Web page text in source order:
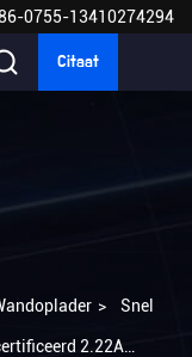
0755-13410274294
Citaat
> Snel
2.22A